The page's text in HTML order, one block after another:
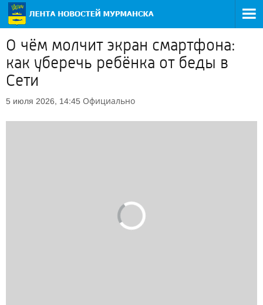
О чём молчит экран смартфона:
как уберечь ребёнка от беды в
Сети
5 июля 2026, 14:45 Официально